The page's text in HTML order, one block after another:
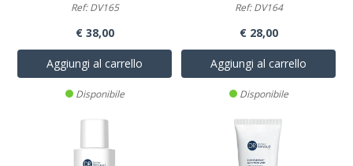
Ref: DV165
€ 38,00
Aggiungi al carrello
Disponibile
Ref: DV164
€ 28,00
Aggiungi al carrello
Disponibile